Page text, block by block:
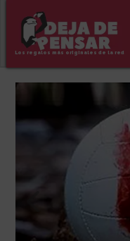
Los regalos más originales de la red